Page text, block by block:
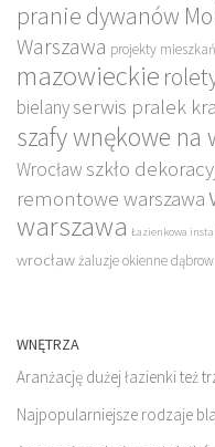
pranie dywanów
Warszawa projekty
mazowieckie
bielanyserwis pralek
szafy wnękowe na
Wrocław szkło
remontowe warszawa
warszawa Łazienkowa
wrocławżaluzje okienne
WNĘTRZA
Aranżację dużej łazienki też
Najpopularniejsze rodzaje